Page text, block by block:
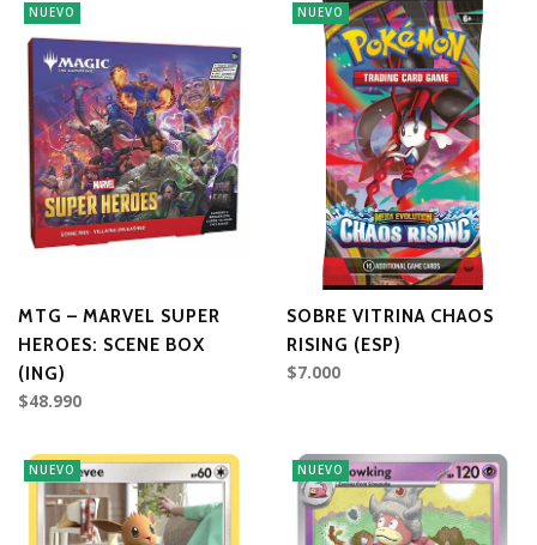
NUEVO
MTG – MARVEL SUPER
HEROES: SCENE BOX
(ING)
$48.990
NUEVO
SOBRE VITRINA CHAOS
RISING (ESP)
$7.000
NUEVO NUEVO